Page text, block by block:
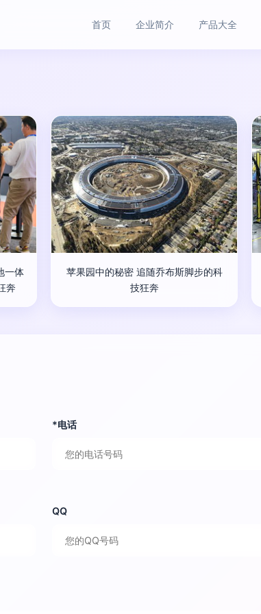
首页 企业简介 产品大全
一体
奔
苹果园中的秘密 追随乔布斯脚步的科
技狂奔
*电话
QQ